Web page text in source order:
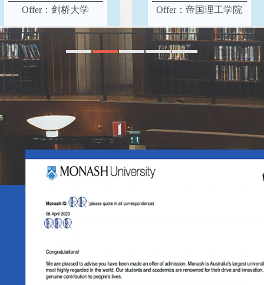
Offer：剑桥大学 Offer：帝国理工学院